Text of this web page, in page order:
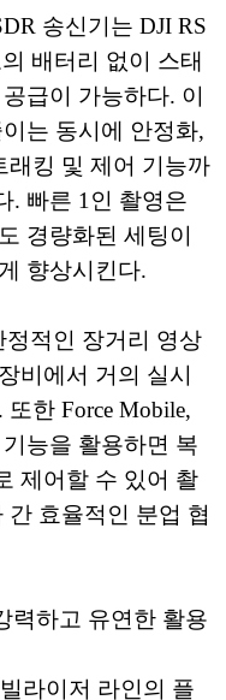
송신기는 DJI RS
배터리 없이 스태
급이 가능하다. 이
는 동시에 안정화,
래킹 및 제어 기능까
. 빠른 1인 촬영은
경량화된 세팅이
향상시킨다.
정적인 장거리 영상
비에서 거의 실시
한 Force Mobile,
능을 활용하면 복
제어할 수 있어 촬
효율적인 분업 협
력하고 유연한 활용
라이저 라인의 플